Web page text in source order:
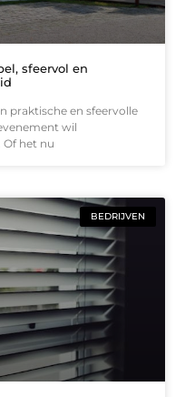
sfeervol en
praktische en sfeervolle
wil
Of het nu
BEDRIJVEN